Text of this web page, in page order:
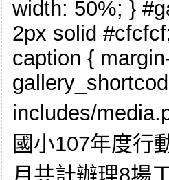
width: 50%; }
2px solid
caption {
includes/
國小107年度行
月共計辦理8場